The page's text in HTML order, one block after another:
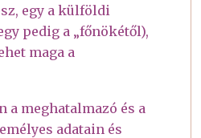
egy a külföldi
pedig a „főnökétől),
maga a
a meghatalmazó és a
adatain és